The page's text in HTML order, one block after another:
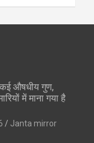
औषधीय गुण,
में माना गया है
Janta mirror